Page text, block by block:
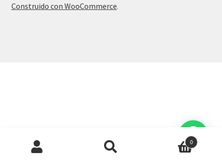
Construido con WooCommerce.
Products
search
0